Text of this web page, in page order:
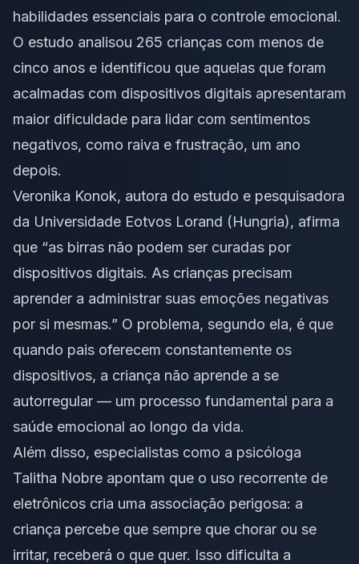
habilidades essenciais para o controle emocional.
O estudo analisou 265 crianças com menos de
cinco anos e identificou que aquelas que foram
acalmadas com dispositivos digitais apresentaram
maior dificuldade para lidar com sentimentos
negativos, como raiva e frustração, um ano
depois.
Veronika Konok, autora do estudo e pesquisadora
da Universidade Eotvos Lorand (Hungria), afirma
que “as birras não podem ser curadas por
dispositivos digitais. As crianças precisam
aprender a administrar suas emoções negativas
por si mesmas.” O problema, segundo ela, é que
quando pais oferecem constantemente os
dispositivos, a criança não aprende a se
autorregular — um processo fundamental para a
saúde emocional ao longo da vida.
Além disso, especialistas como a psicóloga
Talitha Nobre apontam que o uso recorrente de
eletrônicos cria uma associação perigosa: a
criança percebe que sempre que chorar ou se
irritar, receberá o que quer. Isso dificulta a